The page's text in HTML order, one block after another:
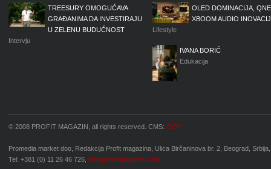
TREESURY OMOGUĆAVA
GRAĐANIMA DA INVESTIRAJU
U ZELENU BUDUĆNOST
Intervju
OLED DOMINACIJA,
XBOOM AUDIO
Lifestyle
IVANA BORIĆ
Edukacija
© 2008 PROFIT MAGAZIN, all rights reserved. CMS: OCP
Promedia market doo, Redakcija Profit magazina, Ulica Birčaninova br. 2, Beograd, Srbija,
Tel: +381 (0) 11 26 46 726, info@profitmagazin.com